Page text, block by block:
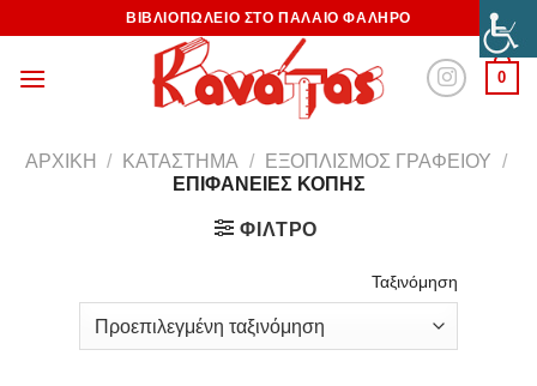
ΒΙΒΛΙΟΠΩΛΕΙΟ ΣΤΟ ΠΑΛΑΙΟ ΦΑΛΗΡΟ
0
ΑΡΧΙΚΉ / ΚΑΤΆΣΤΗΜΑ / ΕΞΟΠΛΙΣΜΌΣ ΓΡΑΦΕΊΟΥ /
ΕΠΙΦΆΝΕΙΕΣ ΚΟΠΉΣ
ΦΊΛΤΡΟ
Ταξινόμηση